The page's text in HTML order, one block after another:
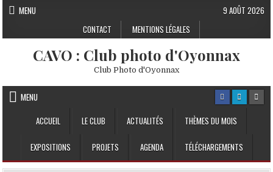
Skip to content
MENU
CONTACT
MENTIONS LÉGALES
9 AOÛT 2026
CAVO : Club photo d'Oyonnax
Club Photo d'Oyonnax
MENU
ACCUEIL
LE CLUB ACTUALITÉS THÈMES DU MOIS
EXPOSITIONS PROJETS AGENDA TÉLÉCHARGEMENTS